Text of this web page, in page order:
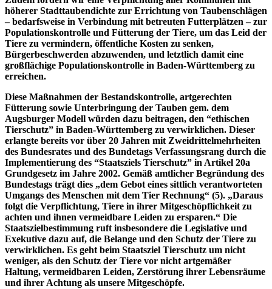
höherer Stadttaubendichte zur Errichtung von Taubenschlägen
– bedarfsweise in Verbindung mit betreuten Futterplätzen – zur
Populationskontrolle und Fütterung der Tiere, um das Leid der
Tiere zu vermindern, öffentliche Kosten zu senken,
Bürgerbeschwerden abzuwenden, und letztlich damit eine
großflächige Populationskontrolle in Baden-Württemberg zu
erreichen.
Diese Maßnahmen der Bestandskontrolle, artgerechten
Fütterung sowie Unterbringung der Tauben gem. dem
Augsburger Modell würden dazu beitragen, den “ethischen
Tierschutz” in Baden-Württemberg zu verwirklichen. Dieser
erlangte bereits vor über 20 Jahren mit Zweidrittelmehrheiten
des Bundesrates und des Bundetags Verfassungsrang durch die
Implementierung des “Staatsziels Tierschutz” in Artikel 20a
Grundgesetz im Jahre 2002. Gemäß amtlicher Begründung des
Bundestags trägt dies „dem Gebot eines sittlich verantworteten
Umgangs des Menschen mit dem Tier Rechnung“ (5). „Daraus
folgt die Verpflichtung, Tiere in ihrer Mitgeschöpflichkeit zu
achten und ihnen vermeidbare Leiden zu ersparen.“ Die
Staatszielbestimmung ruft insbesondere die Legislative und
Exekutive dazu auf, die Belange und den Schutz der Tiere zu
verwirklichen. Es geht beim Staatsziel Tierschutz um nicht
weniger, als den Schutz der Tiere vor nicht artgemäßer
Haltung, vermeidbaren Leiden, Zerstörung ihrer Lebensräume
und ihrer Achtung als unsere Mitgeschöpfe.